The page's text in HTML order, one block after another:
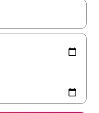
si je procházet pomocí